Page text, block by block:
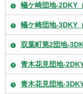
蟻ケ崎団地-2DKY
蟻ケ崎団地-3DKY
双葉町第2団地-
青木花見団地-
青木花見団地-